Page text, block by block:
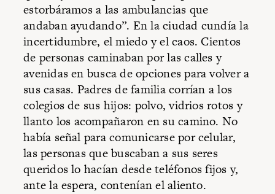
estorbáramos a las ambulancias que
andaban ayudando”. En la ciudad cundía la
incertidumbre, el miedo y el caos. Cientos
de personas caminaban por las calles y
avenidas en busca de opciones para volver a
sus casas. Padres de familia corrían a los
colegios de sus hijos: polvo, vidrios rotos y
llanto los acompañaron en su camino. No
había señal para comunicarse por celular,
las personas que buscaban a sus seres
queridos lo hacían desde teléfonos fijos y,
ante la espera, contenían el aliento.